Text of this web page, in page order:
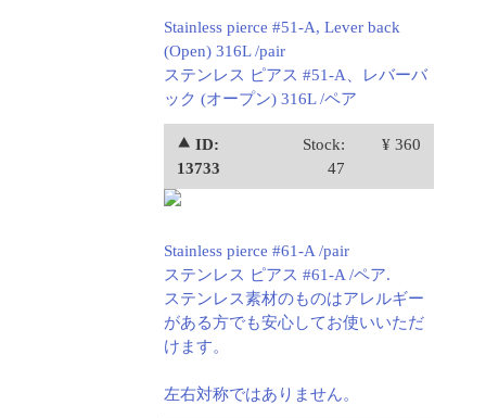
Stainless pierce #51-A, Lever back
(Open) 316L /pair
ステンレス ピアス #51-A、レバーバ
ック (オープン) 316L /ペア
⯅ ID:
13733
Stock:
47
¥ 360
Stainless pierce #61-A /pair
ステンレス ピアス #61-A /ペア.
ステンレス素材のものはアレルギー
がある方でも安心してお使いいただ
けます。
左右対称ではありません。